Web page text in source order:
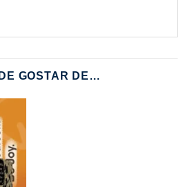
GOSTAR DE…